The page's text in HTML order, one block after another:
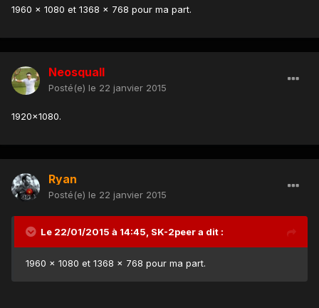
1960 x 1080 et 1368 x 768 pour ma part.
Neosquall
Posté(e) le 22 janvier 2015
1920x1080.
Ryan
Posté(e) le 22 janvier 2015
Le 22/01/2015 à 14:45, SK-2peer a dit :
1960 x 1080 et 1368 x 768 pour ma part.